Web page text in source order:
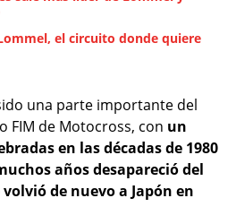
el circuito donde quiere
una parte importante del
FIM de Motocross, con un
en las décadas de 1980
años desapareció del
de nuevo a Japón en